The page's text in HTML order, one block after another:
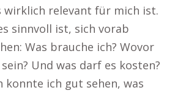
wirklich relevant für mich ist.
sinnvoll ist, sich vorab
Was brauche ich? Wovor
Und was darf es kosten?
konnte ich gut sehen, was